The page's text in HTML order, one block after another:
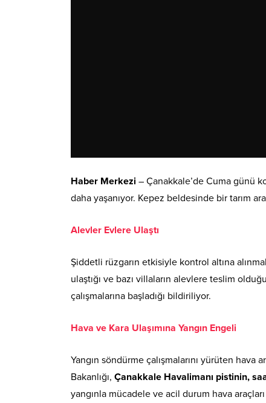
Haber Merkezi – Çanakkale’de Cuma günü
daha yaşanıyor. Kepez beldesinde bir tarım
Alevler Evlere Ulaştı
Şiddetli rüzgarın etkisiyle kontrol altına
ulaştığı ve bazı villaların alevlere teslim
çalışmalarına başladığı bildiriliyor.
Hava ve Kara Ulaşımına Yangın Engeli
Yangın söndürme çalışmalarını yürüten hava
Bakanlığı, Çanakkale Havalimanı pistinin,
yangınla mücadele ve acil durum hava